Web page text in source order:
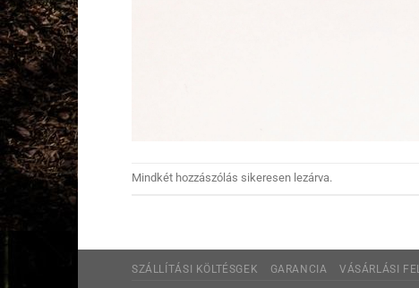
Mindkét hozzászólás sikeresen lezárva.
SZÁLLÍTÁSI KÖLTÉSGEK GARANCIA VÁSÁRLÁSI